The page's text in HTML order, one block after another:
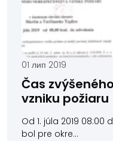
01 лип 2019
Čas
vzniku požiaru
Od 1. júla 2019 08:00
bol pre okre...